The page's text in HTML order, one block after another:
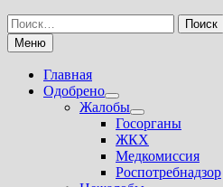
Найти:
Меню
Главная
Одобрено
Показать
подменю
Жалобы
Показать
подменю
Госорганы
ЖКХ
Медкомиссия
Роспотребнадзор